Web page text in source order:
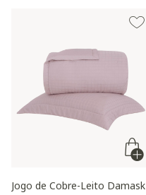
Jogo de Cobre-Leito Damask